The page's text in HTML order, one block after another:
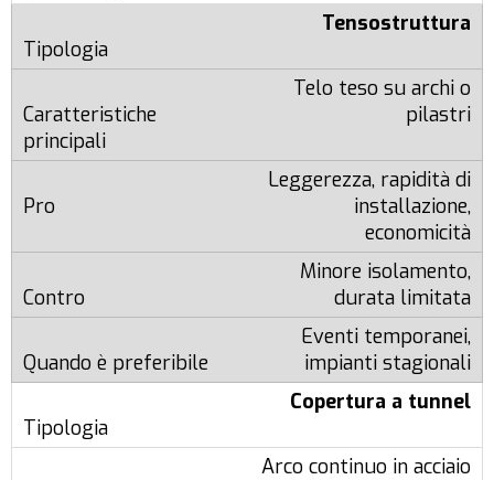
Tensostruttura
Telo teso su archi o
pilastri
Leggerezza, rapidità di
installazione,
economicità
Minore isolamento,
durata limitata
Eventi temporanei,
impianti stagionali
Copertura a tunnel
Arco continuo in acciaio